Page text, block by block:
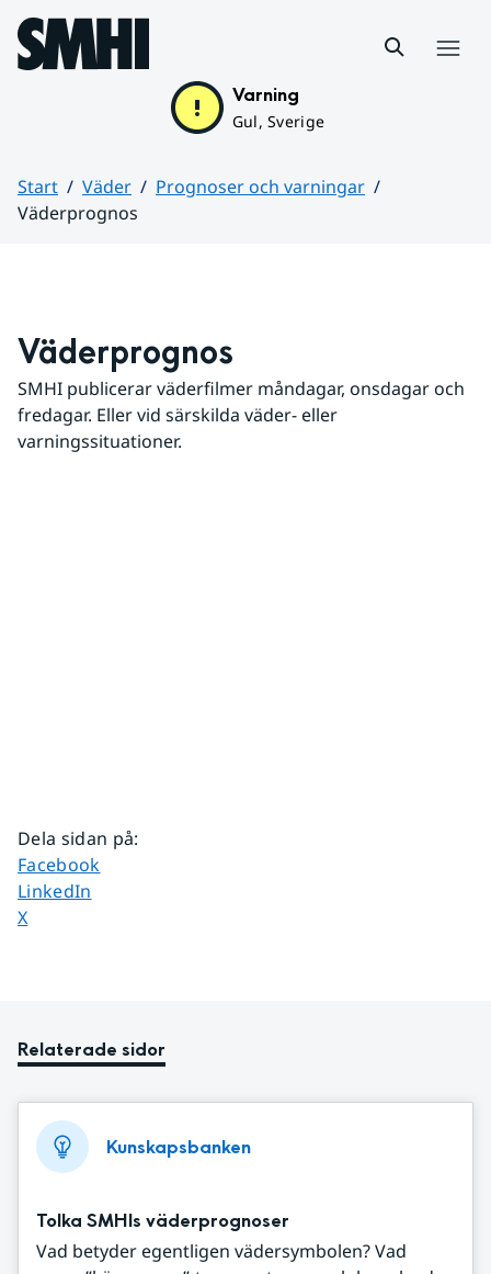
Hoppa till sidans innehåll
Varning
Gul, Sverige
Start Väder
Prognoser och varningar
Väderprognos
Väderprognos
SMHI publicerar väderfilmer måndagar, onsdagar och
fredagar. Eller vid särskilda väder- eller
varningssituationer.
Dela sidan på:
Dela sidan på
Facebook
Dela sidan på
LinkedIn
Dela sidan på
X
Relaterade sidor
Kunskapsbanken
Tolka SMHIs väderprognoser
Vad betyder egentligen vädersymbolen? Vad